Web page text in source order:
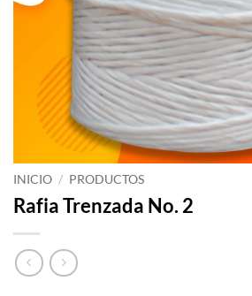
INICIO / PRODUCTOS
Rafia Trenzada No. 2